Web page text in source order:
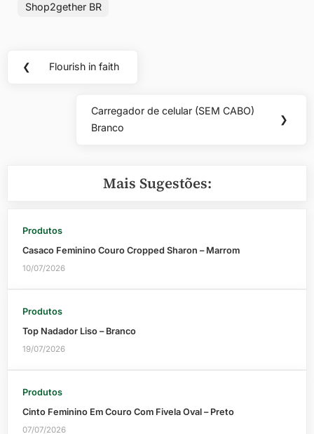
Shop2gether BR
Navegação
❮
Previous
Flourish in faith
Next
Post:
Carregador de celular (SEM CABO)
Branco
❯
Mais Sugestões:
Produtos
Casaco Feminino Couro Cropped Sharon – Marrom
10/07/2026
Produtos
Top Nadador Liso – Branco
19/07/2026
Produtos
Cinto Feminino Em Couro Com Fivela Oval – Preto
07/07/2026